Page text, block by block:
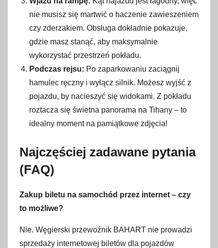
nie musisz się martwić o haczenie zawieszeniem
czy zderzakiem. Obsługa dokładnie pokazuje,
gdzie masz stanąć, aby maksymalnie
wykorzystać przestrzeń pokładu.
Podczas rejsu: Po zaparkowaniu zaciągnij
hamulec ręczny i wyłącz silnik. Możesz wyjść z
pojazdu, by nacieszyć się widokami. Z pokładu
roztacza się świetna panorama na Tihany – to
idealny moment na pamiątkowe zdjęcia!
Najczęściej zadawane pytania
(FAQ)
Zakup biletu na samochód przez internet – czy
to możliwe?
Nie. Węgierski przewoźnik BAHART nie prowadzi
sprzedaży internetowej biletów dla pojazdów